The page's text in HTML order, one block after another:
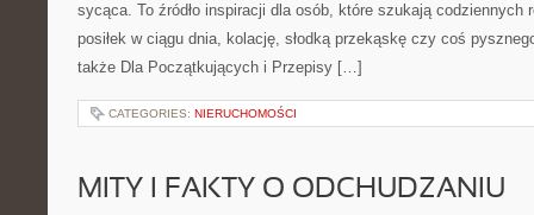
sycąca. To źródło inspiracji dla osób, które szukają codziennych
posiłek w ciągu dnia, kolację, słodką przekąskę czy coś
także Dla Początkujących i Przepisy […]
CATEGORIES: NIERUCHOMOŚCI
MITY I FAKTY O ODCHUDZANIU